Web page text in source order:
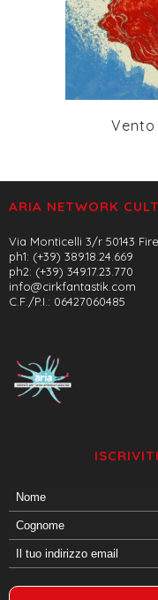
Vento
ARIA NETWORK
Via Monticelli 3/r 50143
ph1: (+39) 389.18.24.669
ph2: (+39) 349.17.23.770
info@cirkfantastik.com
C.F./P.I.: 06427060485